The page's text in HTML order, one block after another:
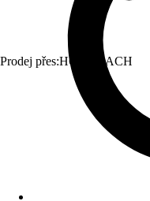
Prodej přes:HORNBACH